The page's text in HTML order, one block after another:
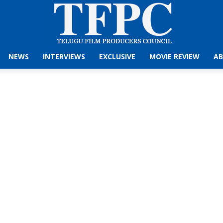
NEWS INTERVIEWS EXCLUSIVE MOVIE REVIEW